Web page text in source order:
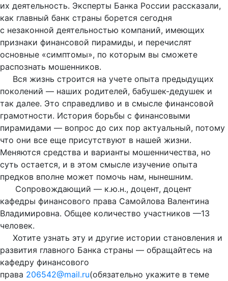
их деятельность. Эксперты Банка России рассказали,
как главный банк страны борется сегодня
с незаконной деятельностью компаний, имеющих
признаки финансовой пирамиды, и перечислят
основные «симптомы», по которым вы сможете
распознать мошенников.
Вся жизнь строится на учете опыта предыдущих
поколений — наших родителей, бабушек-дедушек и
так далее. Это справедливо и в смысле финансовой
грамотности. История борьбы с финансовыми
пирамидами — вопрос до сих пор актуальный, потому
что они все еще присутствуют в нашей жизни.
Меняются средства и варианты мошенничества, но
суть остается, и в этом смысле изучение опыта
предков вполне может помочь нам, нынешним.
Сопровождающий — к.ю.н., доцент, доцент
кафедры финансового права Самойлова Валентина
Владимировна. Общее количество участников —13
человек.
Хотите узнать эту и другие истории становления и
развития главного Банка страны — обращайтесь на
кафедру финансового
права 206542@mail.ru(обязательно укажите в теме